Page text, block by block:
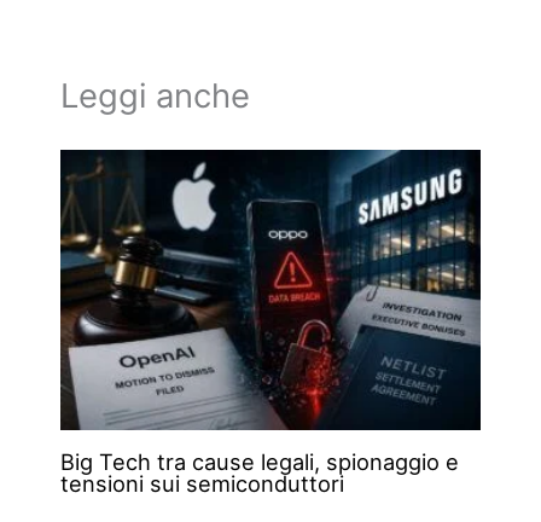
Leggi anche
Big Tech tra cause legali, spionaggio e
tensioni sui semiconduttori